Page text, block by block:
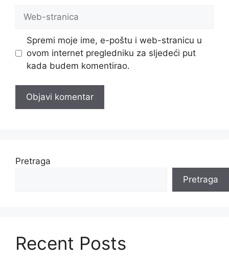
stranica
Spremi moje ime, e-poštu i web-stranicu u
ovom internet pregledniku za sljedeći put
kada budem komentirao.
Pretraga
Pretraga
Recent Posts